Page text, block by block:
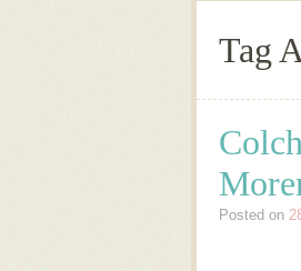
Tag
Posted on